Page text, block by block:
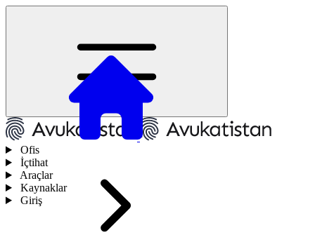
Ofis
İçtihat
Araçlar
Kaynaklar
Giriş